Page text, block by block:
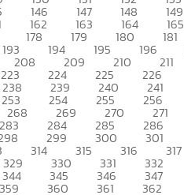
146 147 148 149
162 163 164 165
178 179 180 181
193 194 195 196
208 209 210 211
223 224 225 226
238 239 240 241
253 254 255 256
268 269 270 271
283 284 285 286
299 300 301
314 315 316 317
329 330 331 332
344 345 346 347
359 360 361 362